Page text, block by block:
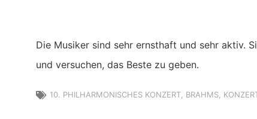
Die Musiker sind sehr ernsthaft und sehr aktiv.
und versuchen, das Beste zu geben.
10. PHILHARMONISCHES KONZERT BRAHMS